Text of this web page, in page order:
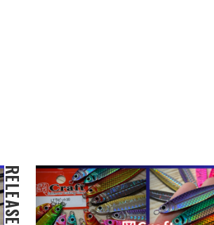
RELEASE